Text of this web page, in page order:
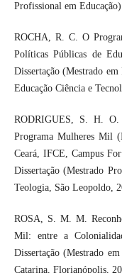
Profissional em
ROCHA, R. C. O
Políticas Públicas de
Dissertação (Mestrado
Educação Ciência e
RODRIGUES, S. H. O.
Programa Mulheres Mil
Ceará, IFCE, Campus
Dissertação (Mestrado
Teologia, São Leopoldo,
ROSA, S. M. M.
Mil: entre a
Dissertação (Mestrado
Catarina, Florianópolis,